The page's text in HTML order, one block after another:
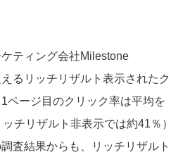
ティング会社Milestone
るリッチリザルト表示されたク
ページ目のクリック率は平均を
チリザルト非表示では約41％）
査結果からも、リッチリザルト